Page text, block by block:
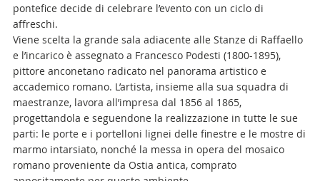
pontefice decide di celebrare l’evento con un ciclo di
affreschi.
Viene scelta la grande sala adiacente alle Stanze di Raffaello
e l’incarico è assegnato a Francesco Podesti (1800-1895),
pittore anconetano radicato nel panorama artistico e
accademico romano. L’artista, insieme alla sua squadra di
maestranze, lavora all’impresa dal 1856 al 1865,
progettandola e seguendone la realizzazione in tutte le sue
parti: le porte e i portelloni lignei delle finestre e le mostre di
marmo intarsiato, nonché la messa in opera del mosaico
romano proveniente da Ostia antica, comprato